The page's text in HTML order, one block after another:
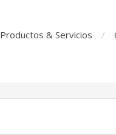
Productos & Servicios